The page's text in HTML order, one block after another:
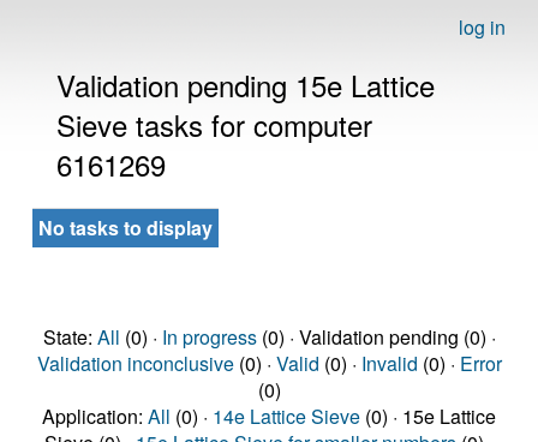
log in
Validation pending 15e Lattice
Sieve tasks for computer
6161269
No tasks to display
State: All (0) · In progress(0) · Validation pending (0) ·
Validation inconclusive(0) · Valid (0) · Invalid (0) · Error
(0)
Application: All (0) · 14e Lattice Sieve (0) · 15e Lattice